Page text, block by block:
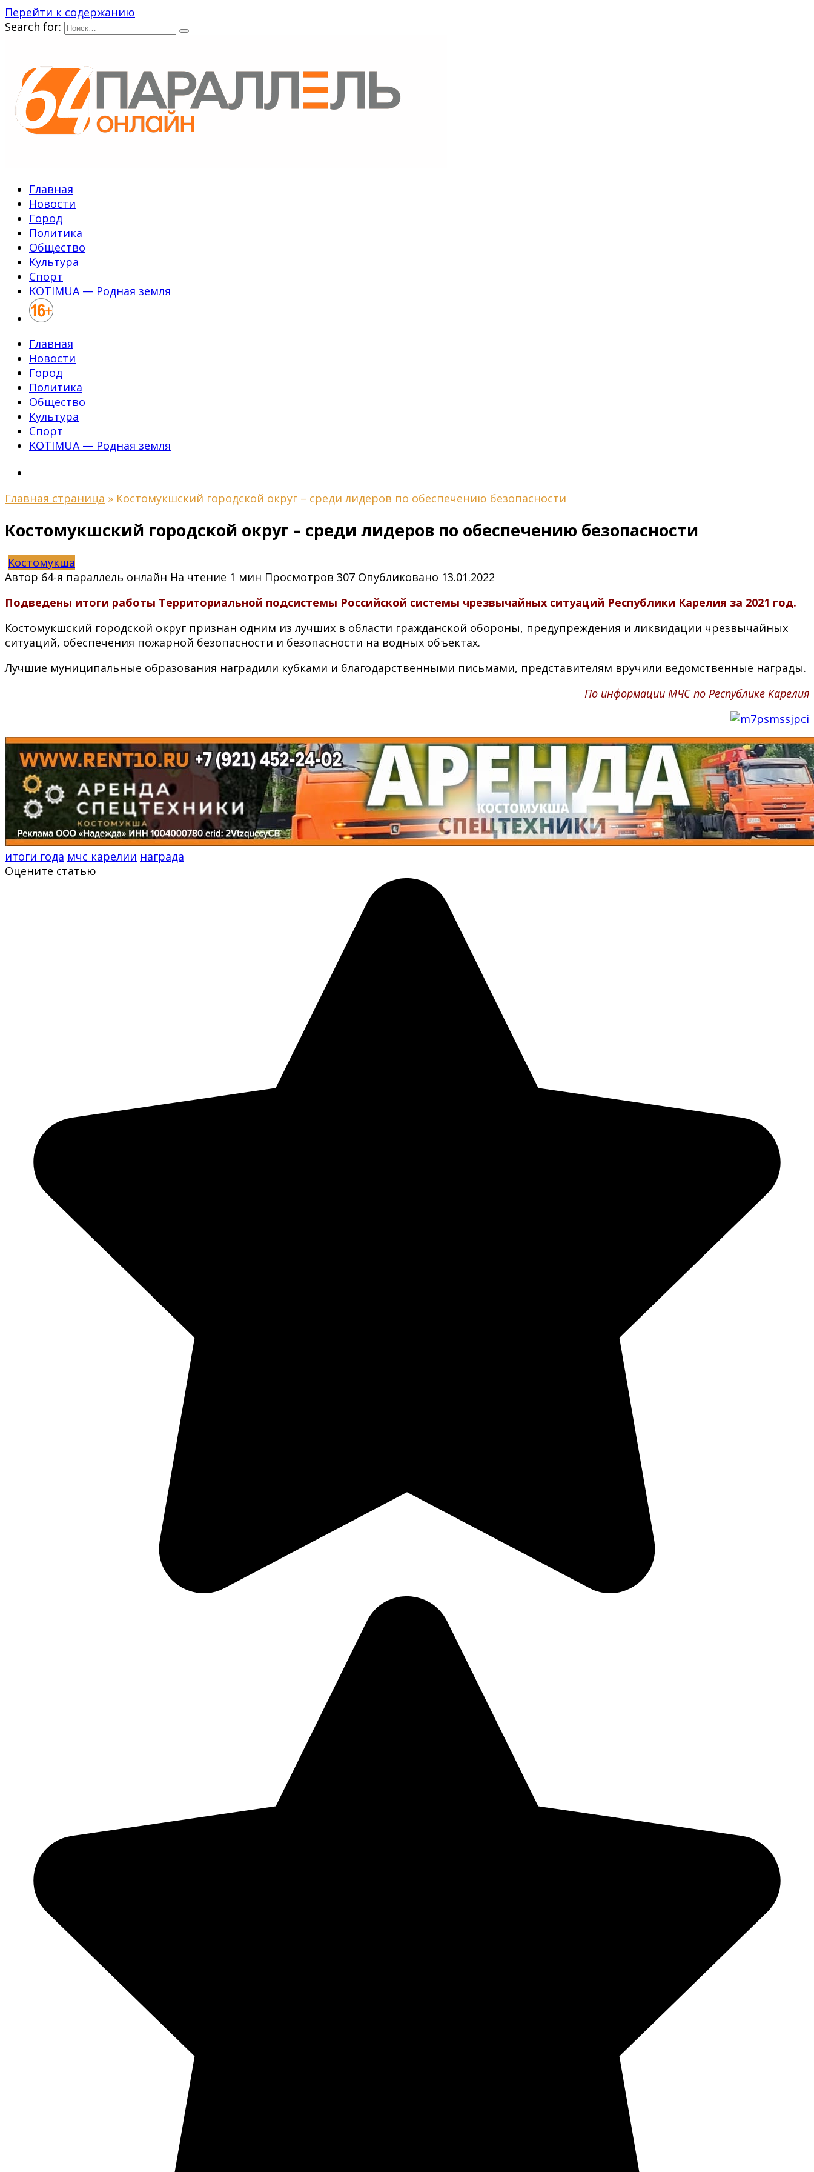
Перейти к содержанию
Search for:
Главная
Новости
Город
Политика
Общество
Культура
Спорт
KOTIMUA — Родная земля
Главная
Новости
Город
Политика
Общество
Культура
Спорт
KOTIMUA — Родная земля
Главная страница » Костомукшский городской округ – среди лидеров по обеспечению безопасности
Костомукшский городской округ – среди лидеров по обеспечению безопасности
Костомукша
Автор 64-я параллель онлайн На чтение 1 мин Просмотров 307 Опубликовано 13.01.2022
Подведены итоги работы Территориальной подсистемы Российской системы чрезвычайных ситуаций Республики Карелия за 2021 год.
Костомукшский городской округ признан одним из лучших в области гражданской обороны, предупреждения и ликвидации чрезвычайных
ситуаций, обеспечения пожарной безопасности и безопасности на водных объектах.
Лучшие муниципальные образования наградили кубками и благодарственными письмами, представителям вручили ведомственные награды.
По информации МЧС по Республике Карелия
итоги года мчс карелии награда
Оцените статью